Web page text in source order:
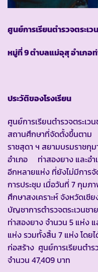
ศูนย์การเรียนตำรวจตระเ
หมู่ที่9 ตำบลแม่อุสุ อำเภอ
ประวัติของโรงเรียน
ศูนย์การเรียนตำรวจตระเว
สถานศึกษาที่จัดตั้งขึ้นตาม
ราชสุดา ฯ สยามบรมราชกุ
อำเภอ ท่าสองยาง และอ
อีกหลายแห่ง ที่ยังไม่มีการจั
การประชุม เมื่อวันที่ 7 กุมภ
ศึกษาสงเคราะห์ จังหวัดเชี
บัญชาการตำรวจตระเวนช
ท่าสองยาง จำนวน 5 แห่ง
แห่ง รวมทั้งสิ้น 7 แห่ง โดย
ก่อสร้าง ศูนย์การเรียนตำร
จำนวน 47,409 บาท